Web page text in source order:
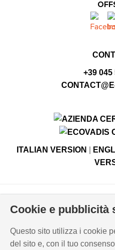
+39 045
ITALIAN VERSION
Viale Edison, 6 - 37059
Registro Imprese di Verona
Capitale sociale
Cookie e pubblicità
Questo sito utilizza i cookie
del sito e, con il tuo